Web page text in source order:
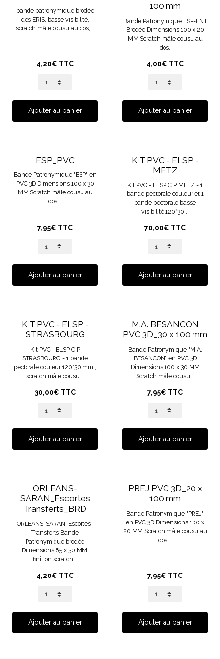
bande patronymique brodée
des ERIS, basse visibilité,
scratch mâle cousu au dos,...
4,20€ TTC
Ajouter au panier
100 mm
Bande Patronymique ESP-ENT
Brodée Dimensions 100 x 20
MM Scratch mâle cousu au
dos.
4,00€ TTC
Ajouter au panier
ESP_PVC
Bande Patronymique "ESP" en
PVC 3D Dimensions 100 x 30
MM Scratch mâle cousu au
dos...
7,95€ TTC
Ajouter au panier
KIT PVC - ELSP -
METZ
Kit PVC - ELSP C.P METZ - 1
bande pectorale couleur et 1
bande pectorale basse
visibilité 120*30...
70,00€ TTC
Ajouter au panier
KIT PVC - ELSP -
STRASBOURG
Kit PVC - ELSP C.P
STRASBOURG - 1 bande
pectorale couleur 120*30 mm ,
scratch mâle cousu...
30,00€ TTC
Ajouter au panier
M.A. BESANCON
PVC 3D_30 x 100 mm
Bande Patronymique "M.A.
BESANCON" en PVC 3D
Dimensions 100 x 30 MM
Scratch mâle cousu...
7,95€ TTC
Ajouter au panier
ORLEANS-
SARAN_Escortes
Transferts_BRD
ORLEANS-SARAN_Escortes-
Transferts Bande
Patronymique brodée
Dimensions 85 x 30 MM,
finition scratch...
4,20€ TTC
Ajouter au panier
PREJ PVC 3D_20 x
100 mm
Bande Patronymique "PREJ"
en PVC 3D Dimensions 100 x
20 MM Scratch mâle cousu au
dos...
7,95€ TTC
Ajouter au panier